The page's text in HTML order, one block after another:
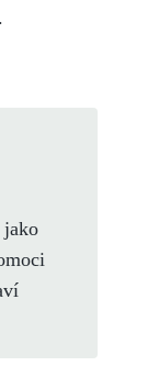
jako